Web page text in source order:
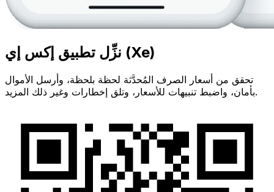
نزِّل تطبيق إكس إي (Xe)
تحقق من أسعار الصرف المُحدَّثة لحظة بلحظة، وأرسل الأموال
بأمان، واضبط تنبيهات للأسعار، وتلق إخطارات وغير ذلك المزيد.